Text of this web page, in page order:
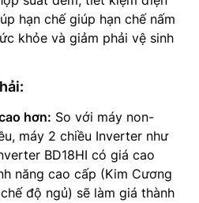
hạn chế giúp hạn chế nấm
khỏe và giảm phải vệ sinh
hơn: So với máy non-
máy 2 chiều Inverter như
BD18HI có giá cao
năng cao cấp (Kim Cương
độ ngủ) sẽ làm giá thành